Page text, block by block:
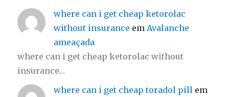
where can i get cheap ketorolac
without insurance em Avalanche
ameaçada
where can i get cheap ketorolac without
insurance…
where can i get cheap toradol pill em